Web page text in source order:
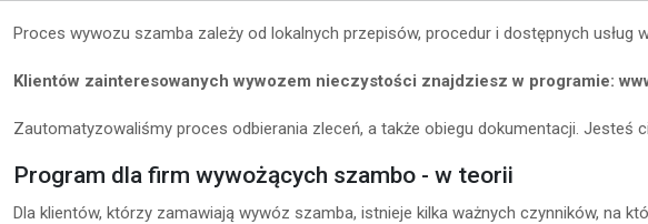
Proces wywozu szamba zależy od lokalnych przepisów, procedur i dostępnych usług
Klientów zainteresowanych wywozem nieczystości znajdziesz w programie:
Zautomatyzowaliśmy proces odbierania zleceń, a także obiegu dokumentacji. Jesteś
Program dla firm wywożących szambo - w teorii
Dla klientów, którzy zamawiają wywóz szamba, istnieje kilka ważnych czynników, na któ